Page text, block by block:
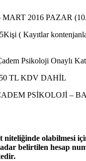
PAZAR
( Kayıtlar kontenjanla
Psikoloji Onaylı
TL KDV DAHİL
PSİKOLOJİ –
niteliğinde olabilmesi
belirtilen hesap